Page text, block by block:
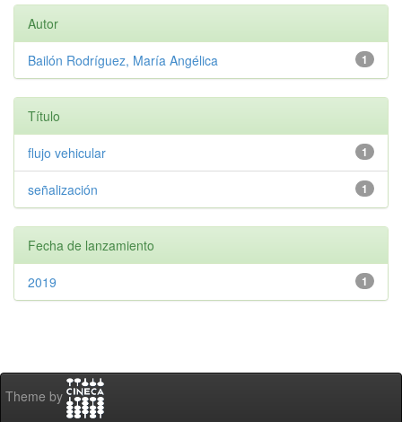
Autor
1
Bailón Rodríguez, María Angélica
Título
1
flujo vehicular
1
señalización
Fecha de lanzamiento
1
2019
Theme by